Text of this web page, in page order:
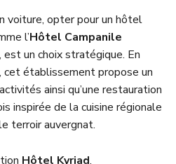
voiture, opter pour un hôtel
l’Hôtel Campanile
un choix stratégique. En
établissement propose un
ainsi qu’une restauration
inspirée de la cuisine régionale
terroir auvergnat.
Hôtel Kyriad,